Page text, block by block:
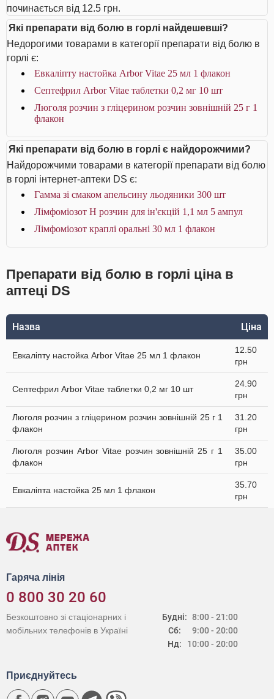
починається від 12.5 грн.
Які препарати від болю в горлі найдешевші?
Недорогими товарами в категорії препарати від болю в
горлі є:
Евкаліпту настойка Arbor Vitae 25 мл 1 флакон
Септефрил Arbor Vitae таблетки 0,2 мг 10 шт
Люголя розчин з гліцерином розчин зовнішній 25 г 1
флакон
Які препарати від болю в горлі є найдорожчими?
Найдорожчими товарами в категорії препарати від болю
в горлі інтернет-аптеки DS є:
Гамма зі смаком апельсину льодяники 300 шт
Лімфоміозот Н розчин для ін'єкцій 1,1 мл 5 ампул
Лімфоміозот краплі оральні 30 мл 1 флакон
Препарати від болю в горлі ціна в
аптеці DS
Назва Ціна
Евкаліпту настойка Arbor Vitae 25 мл 1 флакон
12.50
грн
Септефрил Arbor Vitae таблетки 0,2 мг 10 шт
24.90
грн
Люголя розчин з гліцерином розчин зовнішній 25 г 1
флакон
31.20
грн
Люголя розчин Arbor Vitae розчин зовнішній 25 г 1
флакон
35.00
грн
Евкаліпта настойка 25 мл 1 флакон
35.70
грн
Гаряча лінія
0 800 30 20 60
Будні:
Сб:
Нд:
8:00 - 21:00
9:00 - 20:00
10:00 - 20:00
Безкоштовно зі стаціонарних і
мобільних телефонів в Україні
Приєднуйтесь